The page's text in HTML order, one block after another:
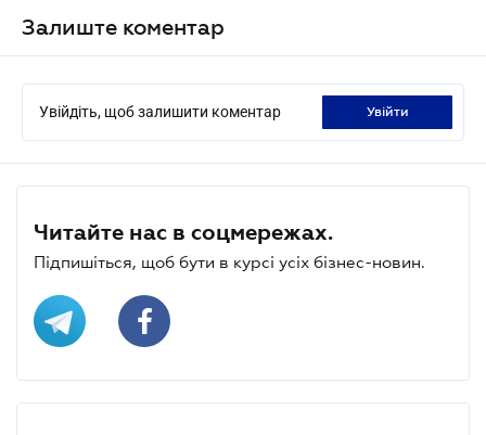
Залиште коментар
Увійдіть, щоб залишити коментар увійти
Читайте нас в соцмережах.
Підпишіться, щоб бути в курсі усіх бізнес-новин.